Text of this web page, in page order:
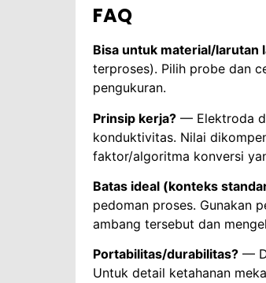
FAQ
Bisa untuk material/larutan
terproses). Pilih probe dan
pengukuran.
Prinsip kerja? — Elektroda
konduktivitas. Nilai
faktor/algoritma konversi
Batas ideal (konteks
pedoman proses. Gunakan
ambang tersebut dan
Portabilitas/durabilitas? —
Untuk detail ketahanan